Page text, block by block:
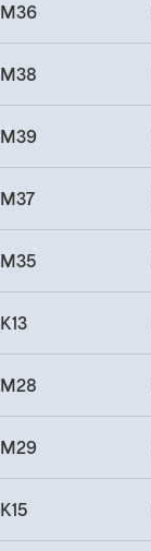
M36
M38
M39
M37
M35
K13
M28
M29
K15